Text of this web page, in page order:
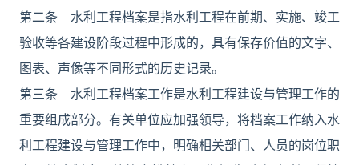
第二条 水利工程档案是指水利工程在前期、实施、竣工
验收等各建设阶段过程中形成的，具有保存价值的文字、
图表、声像等不同形式的历史记录。
第三条 水利工程档案工作是水利工程建设与管理工作的
重要组成部分。有关单位应加强领导，将档案工作纳入水
利工程建设与管理工作中，明确相关部门、人员的岗位职